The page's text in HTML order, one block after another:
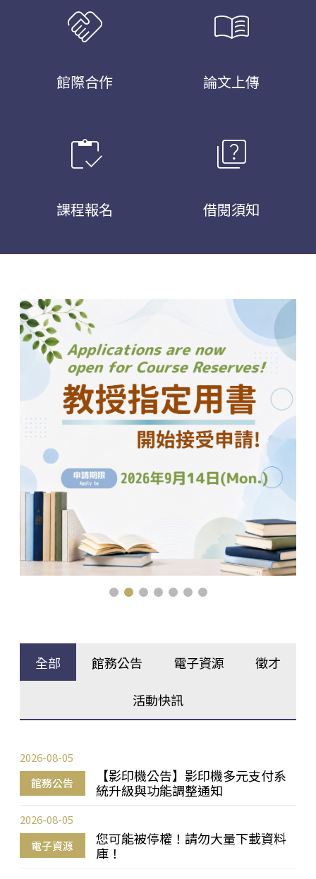
handshake
館際合作
menu_book
論文上傳
inventory
課程報名
quiz
借閱須知
全部 館務公告 電子資源 徵才
活動快訊
館務公告
【影印機公告】影印機多元支付系
統升級與功能調整通知
2026-08-05
電子資源
您可能被停權！請勿大量下載資料
庫！
2026-08-05